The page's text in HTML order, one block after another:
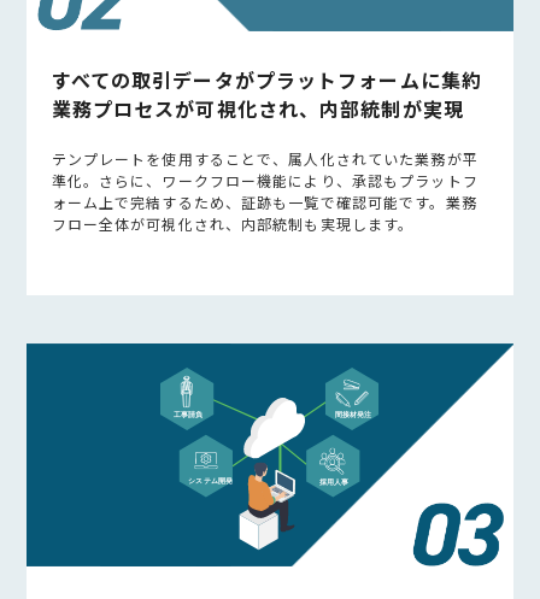
すべての取引データがプラットフォームに集約
業務プロセスが可視化され、内部統制が実現
テンプレートを使用することで、属人化されていた業務が平
準化。さらに、ワークフロー機能により、承認もプラットフ
ォーム上で完結するため、証跡も一覧で確認可能です。業務
フロー全体が可視化され、内部統制も実現します。